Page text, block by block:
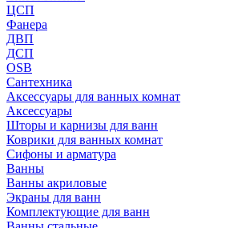
ЦСП
Фанера
ДВП
ДСП
OSB
Сантехника
Аксессуары для ванных комнат
Аксессуары
Шторы и карнизы для ванн
Коврики для ванных комнат
Сифоны и арматура
Ванны
Ванны акриловые
Экраны для ванн
Комплектующие для ванн